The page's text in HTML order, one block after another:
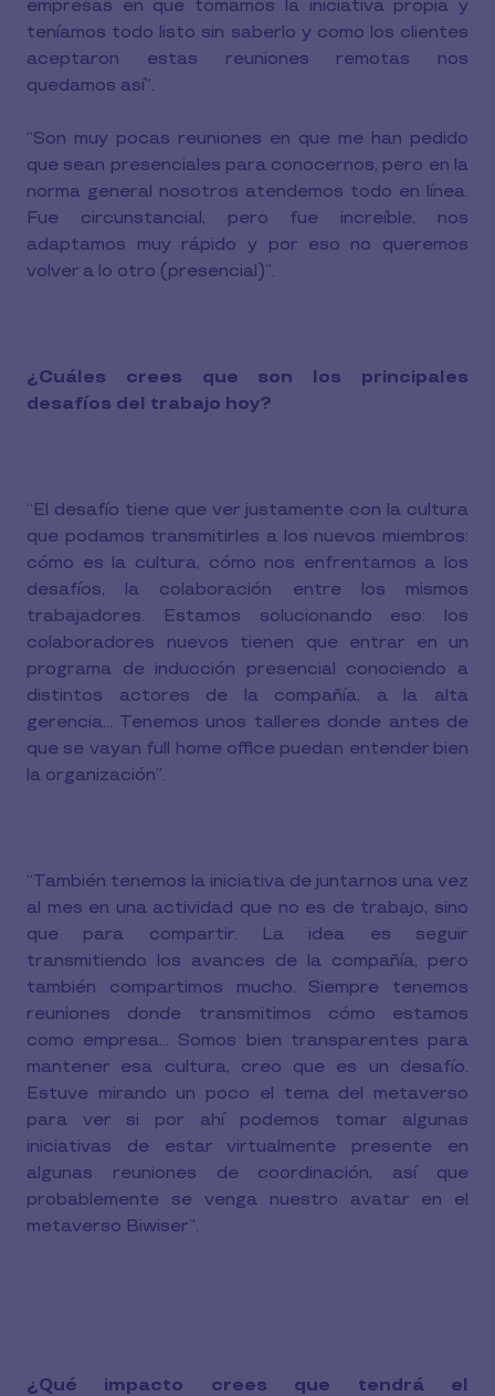
empresas en que tomamos la iniciativa propia y
teníamos todo listo sin saberlo y como los clientes
aceptaron estas reuniones remotas nos
quedamos así”.
“Son muy pocas reuniones en que me han pedido
que sean presenciales para conocernos, pero en la
norma general nosotros atendemos todo en línea.
Fue circunstancial, pero fue increíble, nos
adaptamos muy rápido y por eso no queremos
volver a lo otro (presencial)”.
¿Cuáles crees que son los principales
desafíos del trabajo hoy?
“El desafío tiene que ver justamente con la cultura
que podamos transmitirles a los nuevos miembros:
cómo es la cultura, cómo nos enfrentamos a los
desafíos, la colaboración entre los mismos
trabajadores. Estamos solucionando eso: los
colaboradores nuevos tienen que entrar en un
programa de inducción presencial conociendo a
distintos actores de la compañía, a la alta
gerencia… Tenemos unos talleres donde antes de
que se vayan full home office puedan entender bien
la organización”.
“También tenemos la iniciativa de juntarnos una vez
al mes en una actividad que no es de trabajo, sino
que para compartir. La idea es seguir
transmitiendo los avances de la compañía, pero
también compartimos mucho. Siempre tenemos
reuniones donde transmitimos cómo estamos
como empresa… Somos bien transparentes para
mantener esa cultura, creo que es un desafío.
Estuve mirando un poco el tema del metaverso
para ver si por ahí podemos tomar algunas
iniciativas de estar virtualmente presente en
algunas reuniones de coordinación, así que
probablemente se venga nuestro avatar en el
metaverso Biwiser”.
¿Qué impacto crees que tendrá el